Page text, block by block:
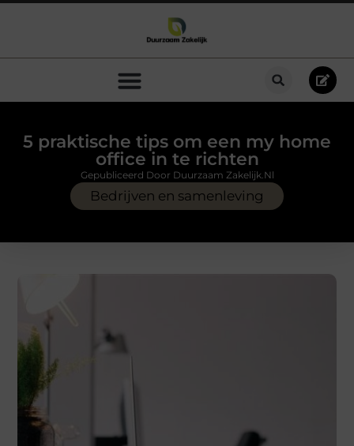
5 praktische tips om een my home
office in te richten
Bedrijven en samenleving
Gepubliceerd Door Duurzaam Zakelijk.nl